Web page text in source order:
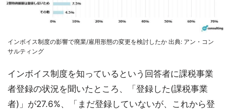
インボイス制度の影響で廃業/雇用形態の変更を検討したか 出典: アン・コン
サルティング
インボイス制度を知っているという回答者に課税事業
者登録の状況を聞いたところ、「登録した(課税事業
者)」が27.6%、「まだ登録していないが、これから登